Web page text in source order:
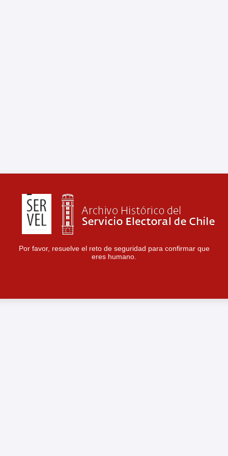
Por favor, resuelve el reto de seguridad para confirmar que
eres humano.